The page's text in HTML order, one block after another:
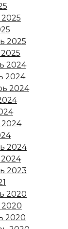
2025
2024
2024
2024
2024
2023
2020
2020